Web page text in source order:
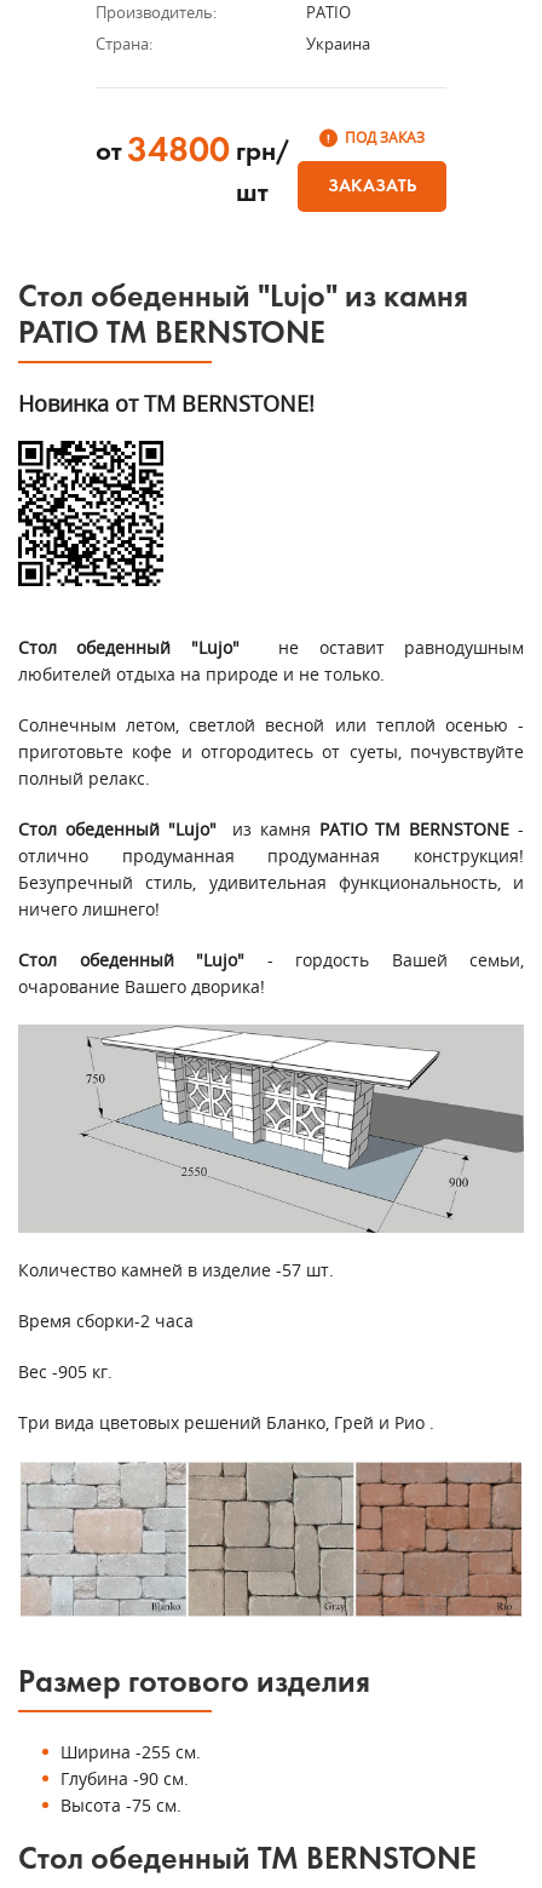
Производитель:
PATIO
Страна:
Украина
от34800 грн/
шт
ПОД ЗАКАЗ
ЗАКАЗАТЬ
Стол обеденный "Lujo" из камня
PATIO TM BERNSTONE
Новинка от ТМ BERNSTONE!
Стол обеденный "Lujo" не оставит равнодушным
любителей отдыха на природе и не только.
Солнечным летом, светлой весной или теплой осенью -
приготовьте кофе и отгородитесь от суеты, почувствуйте
полный релакс.
Стол обеденный "Lujo" из камня PATIO ТМ BERNSTONE -
отлично продуманная продуманная конструкция!
Безупречный стиль, удивительная функциональность, и
ничего лишнего!
Стол обеденный "Lujo" - гордость Вашей семьи,
очарование Вашего дворика!
Количество камней в изделие -57 шт.
Время сборки-2 часа
Вес -905 кг.
Три вида цветовых решений Бланко, Грей и Рио .
Размер готового изделия
Ширина -255 см.
Глубина -90 см.
Высота -75 см.
Стол обеденный ТМ BERNSTONE